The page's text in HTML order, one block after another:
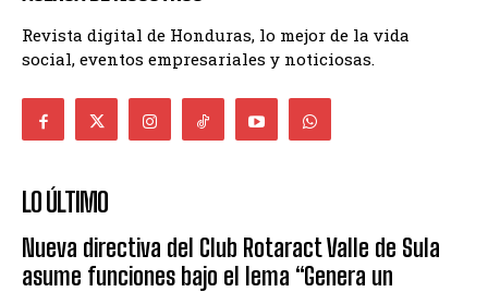
Revista digital de Honduras, lo mejor de la vida
social, eventos empresariales y noticiosas.
LO ÚLTIMO
Nueva directiva del Club Rotaract Valle de Sula
asume funciones bajo el lema “Genera un